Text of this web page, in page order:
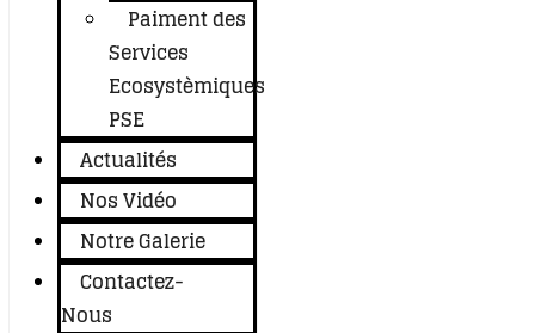
Paiment des
Services
Ecosystèmiques
PSE
Actualités
Nos Vidéo
Notre Galerie
Contactez-
Nous